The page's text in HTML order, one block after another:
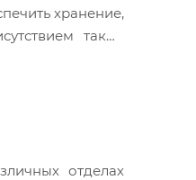
хранение,
такой
отделах